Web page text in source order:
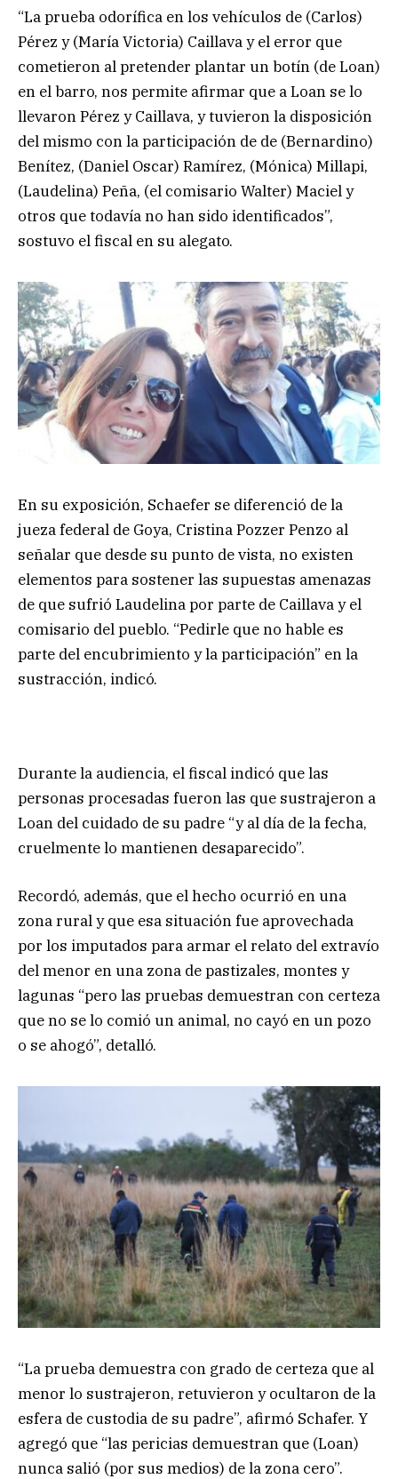
“La prueba odorífica en los vehículos de (Carlos)
Pérez y (María Victoria) Caillava y el error que
cometieron al pretender plantar un botín (de Loan)
en el barro, nos permite afirmar que a Loan se lo
llevaron Pérez y Caillava, y tuvieron la disposición
del mismo con la participación de de (Bernardino)
Benítez, (Daniel Oscar) Ramírez, (Mónica) Millapi,
(Laudelina) Peña, (el comisario Walter) Maciel y
otros que todavía no han sido identificados”,
sostuvo el fiscal en su alegato.
En su exposición, Schaefer se diferenció de la
jueza federal de Goya, Cristina Pozzer Penzo al
señalar que desde su punto de vista, no existen
elementos para sostener las supuestas amenazas
de que sufrió Laudelina por parte de Caillava y el
comisario del pueblo. “Pedirle que no hable es
parte del encubrimiento y la participación” en la
sustracción, indicó.
Durante la audiencia, el fiscal indicó que las
personas procesadas fueron las que sustrajeron a
Loan del cuidado de su padre “y al día de la fecha,
cruelmente lo mantienen desaparecido”.
Recordó, además, que el hecho ocurrió en una
zona rural y que esa situación fue aprovechada
por los imputados para armar el relato del extravío
del menor en una zona de pastizales, montes y
lagunas “pero las pruebas demuestran con certeza
que no se lo comió un animal, no cayó en un pozo
o se ahogó”, detalló.
“La prueba demuestra con grado de certeza que al
menor lo sustrajeron, retuvieron y ocultaron de la
esfera de custodia de su padre”, afirmó Schafer. Y
agregó que “las pericias demuestran que (Loan)
nunca salió (por sus medios) de la zona cero”.